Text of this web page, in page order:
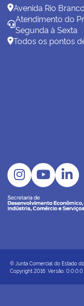
Avenida Rio
Atendimento do
Segunda à Sexta
Todos os pontos
© Junta Comercial do Estado
Copyright 2016. Versão: 0.0.0.0